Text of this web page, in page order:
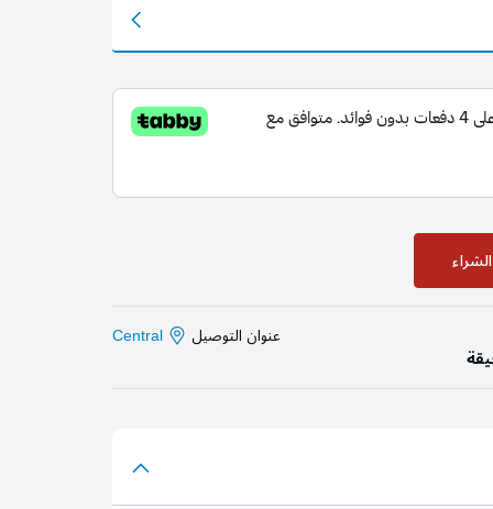
عنوان التوصيل Central